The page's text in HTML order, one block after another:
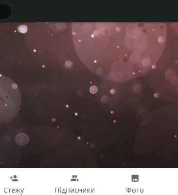
Стежу Підписники Фото